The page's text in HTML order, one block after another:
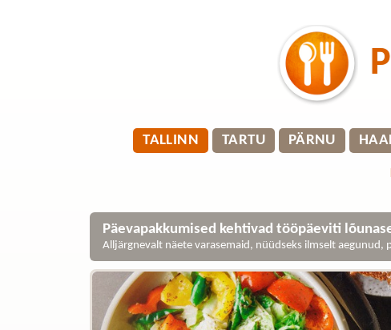
TALLINN TARTU PÄRNU
Päevapakkumised kehtivad tööpäeviti
Alljärgnevalt näete varasemaid, nüüdseks ilmselt aegunud,